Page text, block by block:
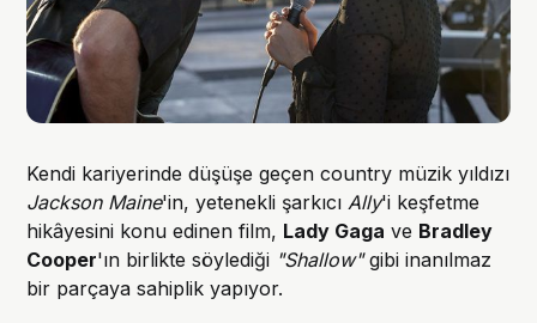
Kendi kariyerinde düşüşe geçen country müzik yıldızı
Jackson Maine'in, yetenekli şarkıcıAlly'i keşfetme
hikâyesini konu edinen film, Lady Gaga ve Bradley
Cooper'ın birlikte söylediği "Shallow"gibi inanılmaz
bir parçaya sahiplik yapıyor.